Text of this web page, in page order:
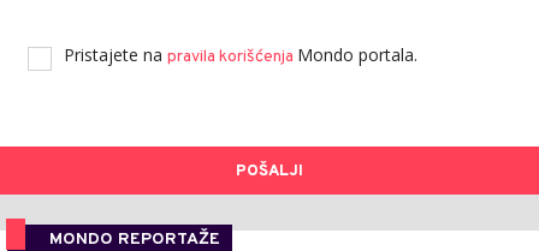
Pristajete na pravila korišćenja Mondo portala.
POŠALJI
MONDO REPORTAŽE